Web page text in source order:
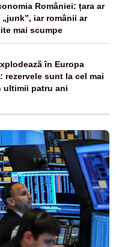
României: țara ar
iar românii ar
mai scumpe
în Europa
rezervele sunt la cel mai
ultimii patru ani